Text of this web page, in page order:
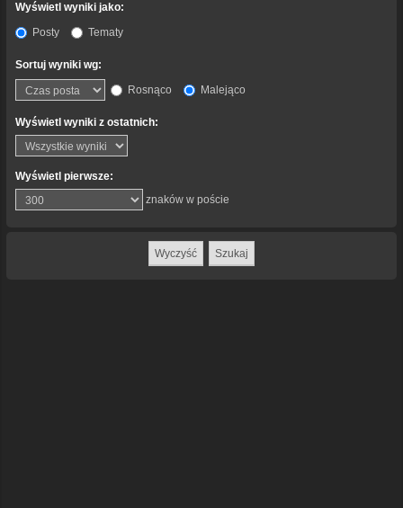
Wyświetl wyniki jako:
Posty
Tematy
Sortuj wyniki wg:
Rosnąco
Malejąco
Wyświetl wyniki z ostatnich:
Wyświetl pierwsze:
znaków w poście